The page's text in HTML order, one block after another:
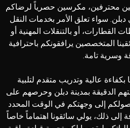
محترفين، مكرسين حصرياً لرضاكم
سواء تعلق الأمر بخدمات النقل
أو بالتنقلات المهنية أو
المتخصصين يرافقونكم باحترافية
وسرية تامة.
بكفاءة عالية وتدريب متقدم لتلبية
الدقيقة بمدينة دبلن وحرصهم على
وصولكم إلى وجهتكم في الوقت المحدد
إلى ذلك، يولي سائقونا اهتماماً خاصاً